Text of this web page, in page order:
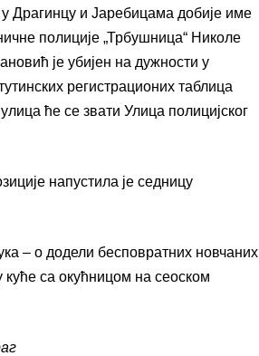
Драгинцу и Јаребицама добије име
полиције „Трбушница“ Николе
је убијен на дужности у
регистрационих таблица
ће се звати Улица полицијског
напустила је седницу
– о додели бесповратних новчаних
са окућницом на сеоском